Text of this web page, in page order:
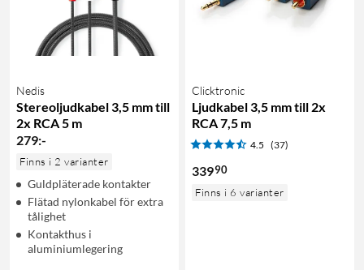
Nedis
Stereoljudkabel 3,5 mm till
2x RCA 5 m
279:-
Finns i 2 varianter
Guldpläterade kontakter
Flätad nylonkabel för extra
tålighet
Kontakthus i
aluminiumlegering
Clicktronic
Ljudkabel 3,5 mm till 2x
RCA 7,5 m
4.5 (37)
33990
Finns i 6 varianter